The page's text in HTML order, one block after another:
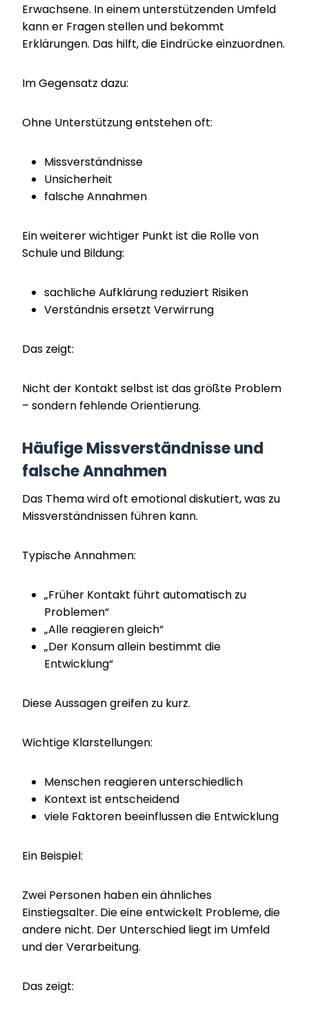
Erwachsene. In einem unterstützenden Umfeld
kann er Fragen stellen und bekommt
Erklärungen. Das hilft, die Eindrücke einzuordnen.
Im Gegensatz dazu:
Ohne Unterstützung entstehen oft:
Missverständnisse
Unsicherheit
falsche Annahmen
Ein weiterer wichtiger Punkt ist die Rolle von
Schule und Bildung:
sachliche Aufklärung reduziert Risiken
Verständnis ersetzt Verwirrung
Das zeigt:
Nicht der Kontakt selbst ist das größte Problem
– sondern fehlende Orientierung.
Häufige Missverständnisse und
falsche Annahmen
Das Thema wird oft emotional diskutiert, was zu
Missverständnissen führen kann.
Typische Annahmen:
„Früher Kontakt führt automatisch zu
Problemen“
„Alle reagieren gleich“
„Der Konsum allein bestimmt die
Entwicklung“
Diese Aussagen greifen zu kurz.
Wichtige Klarstellungen:
Menschen reagieren unterschiedlich
Kontext ist entscheidend
viele Faktoren beeinflussen die Entwicklung
Ein Beispiel:
Zwei Personen haben ein ähnliches
Einstiegsalter. Die eine entwickelt Probleme, die
andere nicht. Der Unterschied liegt im Umfeld
und der Verarbeitung.
Das zeigt: